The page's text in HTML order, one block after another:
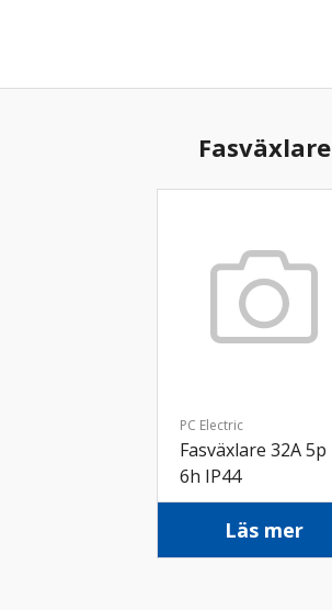
Fasväxlare
PC Electric
Fasväxlare 32A 5p
6h IP44
Läs mer